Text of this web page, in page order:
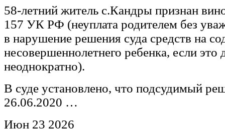
58-летний житель с.Кандры признан
157 УК РФ (неуплата родителем без
в нарушение решения суда средств на
несовершеннолетнего ребенка, если это
неоднократно).
В суде установлено, что подсудимый
26.06.2020 …
Июн 23 2026